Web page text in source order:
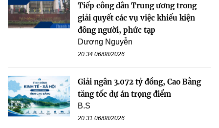
Tiếp công dân Trung ương trong
giải quyết các vụ việc khiếu kiện
đông người, phức tạp
Dương Nguyễn
20:34 06/08/2026
Giải ngân 3.072 tỷ đồng, Cao Bằng
tăng tốc dự án trọng điểm
B.S
20:31 06/08/2026